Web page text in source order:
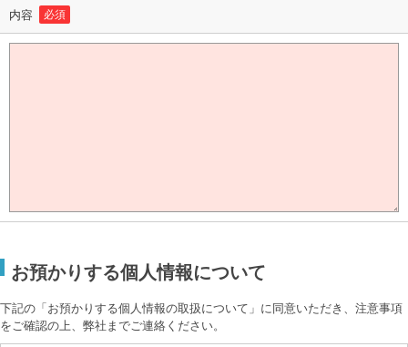
内容 必須
お預かりする個人情報について
下記の「お預かりする個人情報の取扱について」に同意いただき、注意事項
をご確認の上、弊社までご連絡ください。